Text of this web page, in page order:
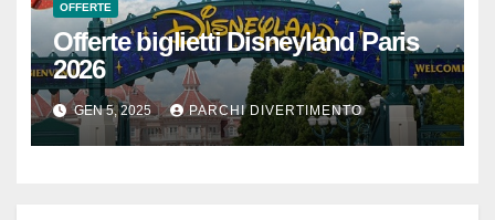
OFFERTE
Offerte biglietti Disneyland Paris
2026
GEN 5, 2025 PARCHI DIVERTIMENTO